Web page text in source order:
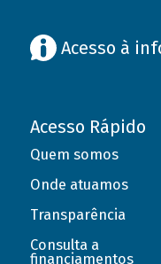
Acesso à
Acesso Rápido
Quem somos
Onde atuamos
Transparência
Consulta a
financiamentos